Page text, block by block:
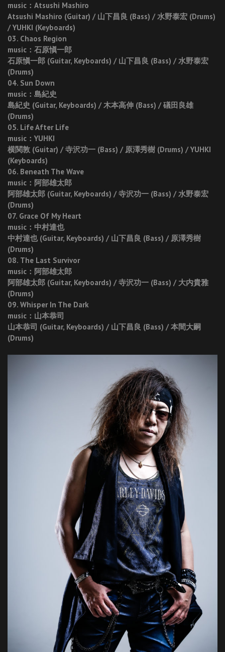
music：Atsushi Mashiro
Atsushi Mashiro (Guitar) / 山下昌良 (Bass) / 水野泰宏 (Drums)
/ YUHKI (Keyboards)
03. Chaos Region
music：石原愼一郎
石原愼一郎 (Guitar, Keyboards) / 山下昌良 (Bass) / 水野泰宏
(Drums)
04. Sun Down
music：島紀史
島紀史 (Guitar, Keyboards) / 木本高伸 (Bass) / 礒田良雄
(Drums)
05. Life After Life
music：YUHKI
横関敦 (Guitar) / 寺沢功一 (Bass) / 原澤秀樹 (Drums) / YUHKI
(Keyboards)
06. Beneath The Wave
music：阿部雄太郎
阿部雄太郎 (Guitar, Keyboards) / 寺沢功一 (Bass) / 水野泰宏
(Drums)
07. Grace Of My Heart
music：中村達也
中村達也 (Guitar, Keyboards) / 山下昌良 (Bass) / 原澤秀樹
(Drums)
08. The Last Survivor
music：阿部雄太郎
阿部雄太郎 (Guitar, Keyboards) / 寺沢功一 (Bass) / 大内貴雅
(Drums)
09. Whisper In The Dark
music：山本恭司
山本恭司 (Guitar, Keyboards) / 山下昌良 (Bass) / 本間大嗣
(Drums)